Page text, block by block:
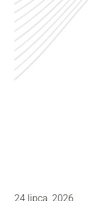
24 lipca, 2026